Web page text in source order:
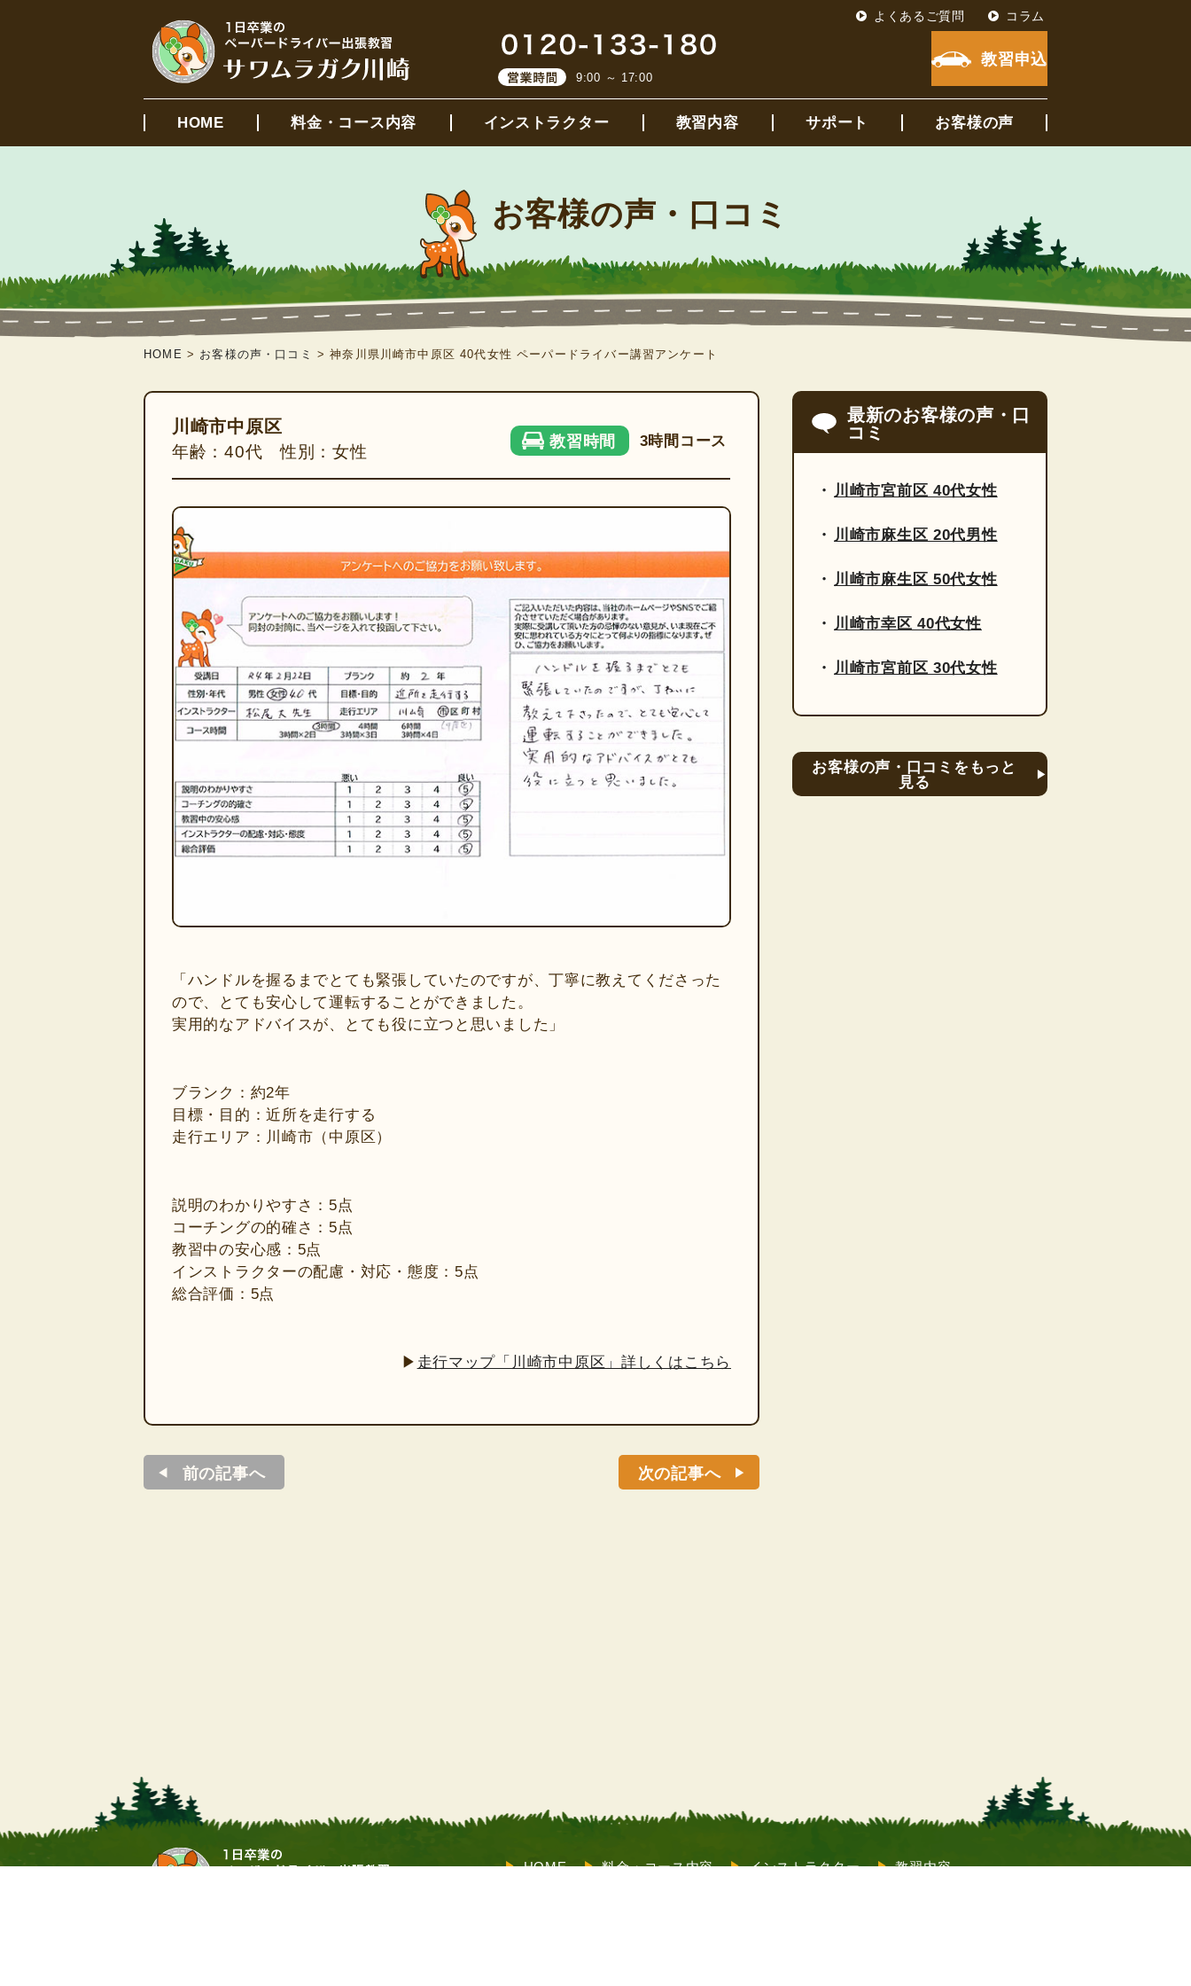
9:00 ～ 17:00
教習申込
よくあるご質問 コラム
HOME 料金・コース内容 インストラクター 教習内容 サポート お客様の声
お客様の声・口コミ
HOME > お客様の声・口コミ >神奈川県川崎市中原区 40代女性 ペーパードライバー講習アンケート
川崎市中原区
年齢：40代 性別：女性
教習時間 3時間コース
「ハンドルを握るまでとても緊張していたのですが、丁寧に教えてくださった
ので、とても安心して運転することができました。
実用的なアドバイスが、とても役に立つと思いました」
ブランク：約2年
目標・目的：近所を走行する
走行エリア：川崎市（中原区）
説明のわかりやすさ：5点
コーチングの的確さ：5点
教習中の安心感：5点
インストラクターの配慮・対応・態度：5点
総合評価：5点
▶ 走行マップ「川崎市中原区」詳しくはこちら
前の記事へ 次の記事へ
最新のお客様の声・口
コミ
川崎市宮前区 40代女性
川崎市麻生区 20代男性
川崎市麻生区 50代女性
川崎市幸区 40代女性
川崎市宮前区 30代女性
お客様の声・口コミをもっと
見る
HOME 料金・コース内容 インストラクター 教習内容